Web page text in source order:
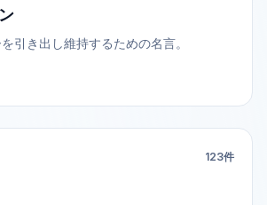
引き出し維持するための名言。
123件